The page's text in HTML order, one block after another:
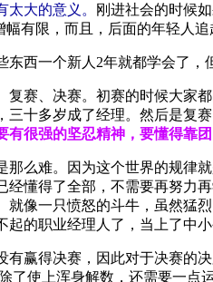
大的意义。
刚进社会的时候
有限，而且，后面的年轻人追
西一个新人2年就都学会了
复赛、决赛。初赛的时候大家
三十多岁成了经理。然后是复
有很强的坚忍精神，要懂得
那么难。因为这个世界的规律
经懂得了全部，不需要再努力
就像一只愤怒的斗牛，虽然猛
的职业经理人了，当上了中
赢得决赛，因此对于决赛的
了使上浑身解数，还需要一